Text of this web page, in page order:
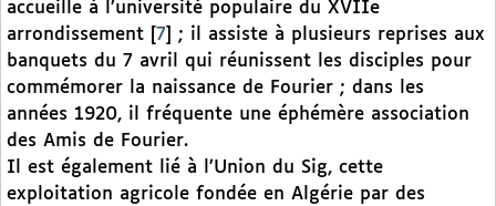
accueille à l’université populaire du XVIIe
arrondissement
7
; il assiste à plusieurs reprises aux
banquets du 7 avril qui réunissent les disciples pour
commémorer la naissance de Fourier ; dans les
années 1920, il fréquente une éphémère association
des Amis de Fourier.
Il est également lié à l’Union du Sig, cette
exploitation agricole fondée en Algérie par des